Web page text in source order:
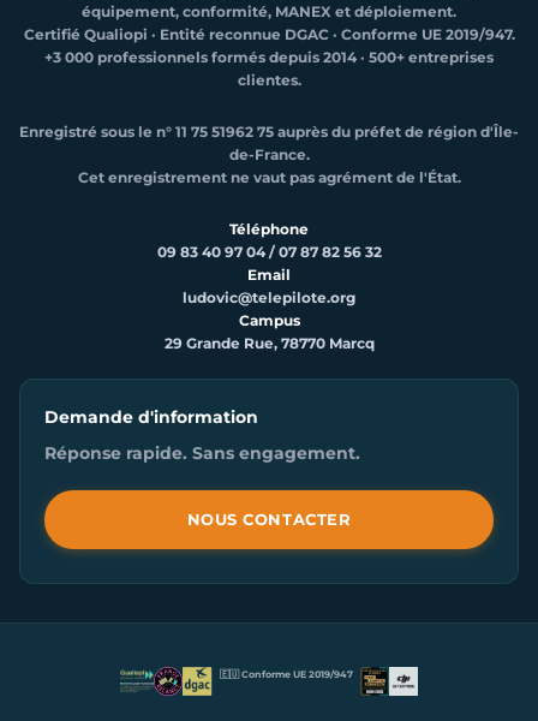
équipement, conformité, MANEX et déploiement.
Certifié Qualiopi · Entité reconnue DGAC · Conforme UE 2019/947.
+3 000 professionnels formés depuis 2014 · 500+ entreprises
clientes.
Enregistré sous le n° 11 75 51962 75 auprès du préfet de région d'Île-
de-France.
Cet enregistrement ne vaut pas agrément de l'État.
Téléphone
09 83 40 97 04 / 07 87 82 56 32
Email
ludovic@telepilote.org
Campus
29 Grande Rue, 78770 Marcq
Demande d'information
Réponse rapide. Sans engagement.
NOUS CONTACTER
🇪🇺 Conforme UE 2019/947